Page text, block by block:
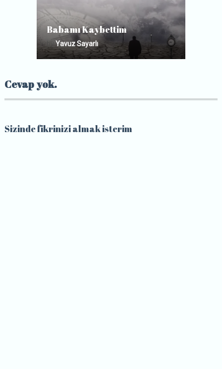
Babamı Kaybettim
by Yavuz Sayarlı
Cevap yok.
Sizinde fikrinizi almak isterim